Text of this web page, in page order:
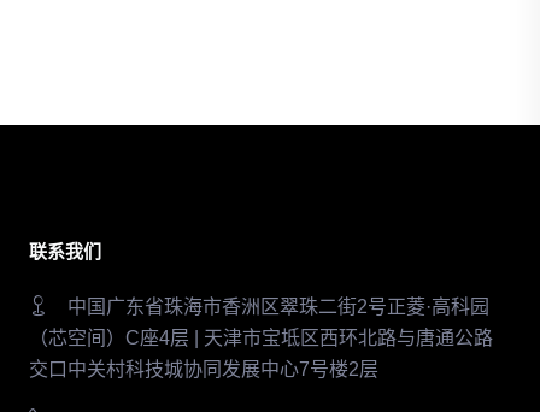
联系我们
中国广东省珠海市香洲区翠珠二街2号正菱·高科园
（芯空间）C座4层 | 天津市宝坻区西环北路与唐通公路
交口中关村科技城协同发展中心7号楼2层